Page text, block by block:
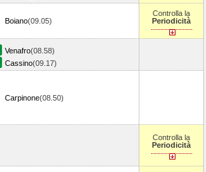
Boiano(09.05)
Controlla la
Periodicità
Venafro(08.58)
Cassino(09.17)
Carpinone(08.50)
Controlla la
Periodicità